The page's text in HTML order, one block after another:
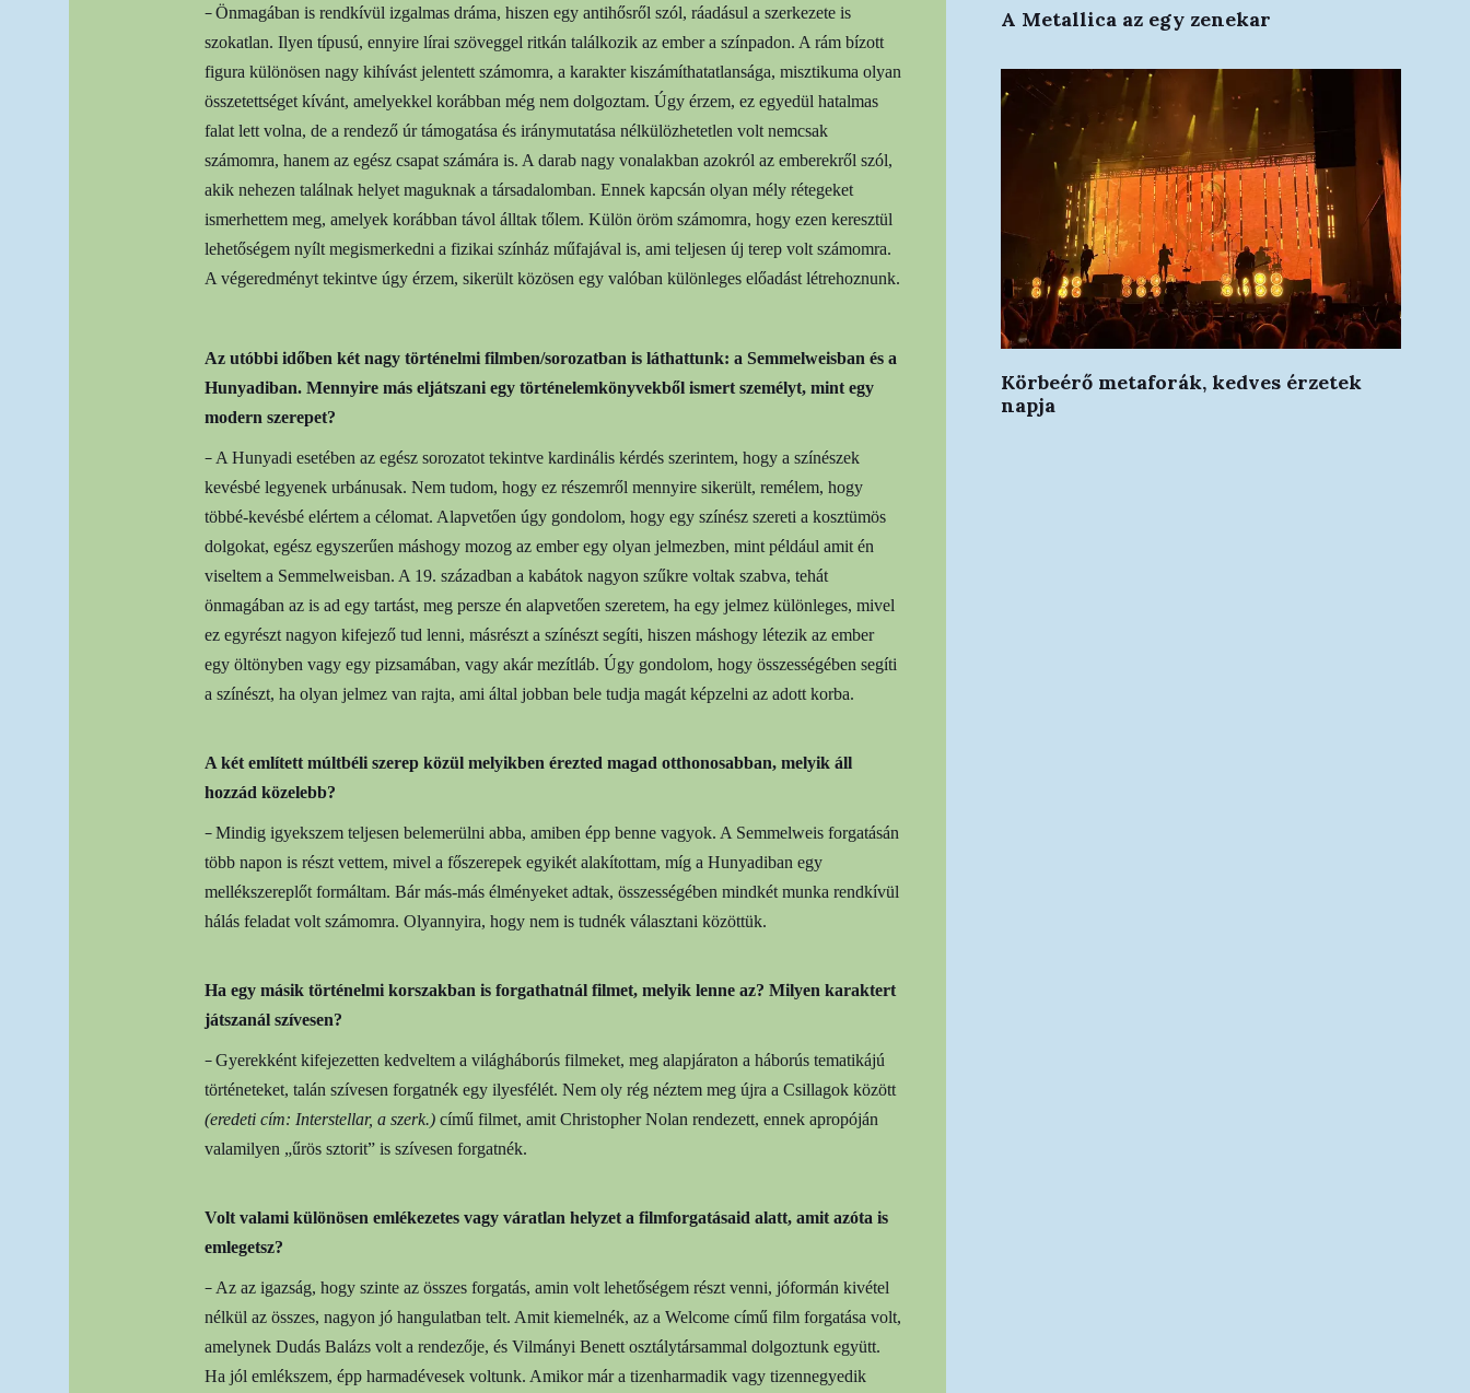
–Önmagában is rendkívül izgalmas dráma, hiszen egy antihősről szól, ráadásul a szerkezete is
szokatlan. Ilyen típusú, ennyire lírai szöveggel ritkán találkozik az ember a színpadon. A rám bízott
figura különösen nagy kihívást jelentett számomra, a karakter kiszámíthatatlansága, misztikuma olyan
összetettséget kívánt, amelyekkel korábban még nem dolgoztam. Úgy érzem, ez egyedül hatalmas
falat lett volna, de a rendező úr támogatása és iránymutatása nélkülözhetetlen volt nemcsak
számomra, hanem az egész csapat számára is. A darab nagy vonalakban azokról az emberekről szól,
akik nehezen találnak helyet maguknak a társadalomban. Ennek kapcsán olyan mély rétegeket
ismerhettem meg, amelyek korábban távol álltak tőlem. Külön öröm számomra, hogy ezen keresztül
lehetőségem nyílt megismerkedni a fizikai színház műfajával is, ami teljesen új terep volt számomra.
A végeredményt tekintve úgy érzem, sikerült közösen egy valóban különleges előadást létrehoznunk.
Az utóbbi időben két nagy történelmi filmben/sorozatban is láthattunk: a Semmelweisban és a
Hunyadiban. Mennyire más eljátszani egy történelemkönyvekből ismert személyt, mint egy
modern szerepet?
– A Hunyadi esetében az egész sorozatot tekintve kardinális kérdés szerintem, hogy a színészek
kevésbé legyenek urbánusak. Nem tudom, hogy ez részemről mennyire sikerült, remélem, hogy
többé-kevésbé elértem a célomat. Alapvetően úgy gondolom, hogy egy színész szereti a kosztümös
dolgokat, egész egyszerűen máshogy mozog az ember egy olyan jelmezben, mint például amit én
viseltem a Semmelweisban. A 19. században a kabátok nagyon szűkre voltak szabva, tehát
önmagában az is ad egy tartást, meg persze én alapvetően szeretem, ha egy jelmez különleges, mivel
ez egyrészt nagyon kifejező tud lenni, másrészt a színészt segíti, hiszen máshogy létezik az ember
egy öltönyben vagy egy pizsamában, vagy akár mezítláb. Úgy gondolom, hogy összességében segíti
a színészt, ha olyan jelmez van rajta, ami által jobban bele tudja magát képzelni az adott korba.
A két említett múltbéli szerep közül melyikben érezted magad otthonosabban, melyik áll
hozzád közelebb?
–Mindig igyekszem teljesen belemerülni abba, amiben épp benne vagyok. A Semmelweis forgatásán
több napon is részt vettem, mivel a főszerepek egyikét alakítottam, míg a Hunyadiban egy
mellékszereplőt formáltam. Bár más-más élményeket adtak, összességében mindkét munka rendkívül
hálás feladat volt számomra. Olyannyira, hogy nem is tudnék választani közöttük.
Ha egy másik történelmi korszakban is forgathatnál filmet, melyik lenne az? Milyen karaktert
játszanál szívesen?
–Gyerekként kifejezetten kedveltem a világháborús filmeket, meg alapjáraton a háborús tematikájú
történeteket, talán szívesen forgatnék egy ilyesfélét. Nem oly rég néztem meg újra a Csillagok között
(eredeti cím: Interstellar, a szerk.) című filmet, amit Christopher Nolan rendezett, ennek apropóján
valamilyen „űrös sztorit” is szívesen forgatnék.
Volt valami különösen emlékezetes vagy váratlan helyzet a filmforgatásaid alatt, amit azóta is
emlegetsz?
– Az az igazság, hogy szinte az összes forgatás, amin volt lehetőségem részt venni, jóformán kivétel
nélkül az összes, nagyon jó hangulatban telt. Amit kiemelnék, az a Welcome című film forgatása volt,
amelynek Dudás Balázs volt a rendezője, és Vilmányi Benett osztálytársammal dolgoztunk együtt.
Ha jól emlékszem, épp harmadévesek voltunk. Amikor már a tizenharmadik vagy tizennegyedik
A Metallica az egy zenekar
Körbeérő metaforák, kedves érzetek
napja